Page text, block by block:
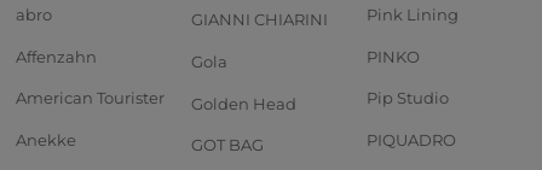
abro
Affenzahn
American Tourister
Anekke
GIANNI CHIARINI
Gola
Golden Head
GOT BAG
Pink Lining
PINKO
Pip Studio
PIQUADRO